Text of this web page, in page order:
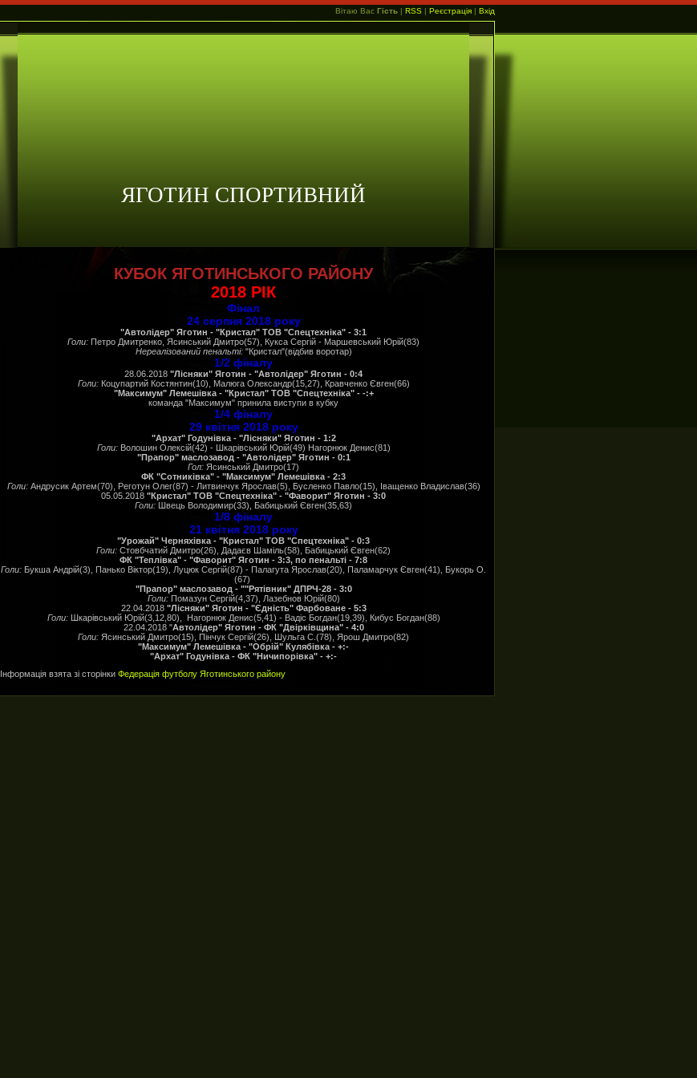
Вітаю Вас Гість | RSS | Реєстрація | Вхід
ЯГОТИН СПОРТИВНИЙ
КУБОК ЯГОТИНСЬКОГО РАЙОНУ
2018 РІК
Фінал
24 серпня 2018 року
"Автолідер" Яготин - "Кристал" ТОВ "Спецтехніка" - 3:1
Голи: Петро Дмитренко, Ясинський Дмитро(57), Кукса Сергій - Маршевський Юрій(83)
Нереалізований пенальті: "Кристал"(відбив воротар)
1/2 фіналу
28.06.2018 "Лісняки" Яготин - "Автолідер" Яготин - 0:4
Голи:Коцупартий Костянтин(10), Малюга Олександр(15,27), Кравченко Євген(66)
"Максимум" Лемешівка - "Кристал" ТОВ "Спецтехніка" - -:+
команда "Максимум" принила виступи в кубку
1/4 фіналу
29 квітня 2018 року
"Архат" Годунівка - "Лісняки" Яготин - 1:2
Голи:Волошин Олексій(42) - Шкарівський Юрій(49) Нагорнюк Денис(81)
"Прапор" маслозавод - "Автолідер" Яготин - 0:1
Гол: Ясинський Дмитро(17)
ФК "Сотниківка" - "Максимум" Лемешівка - 2:3
Голи: Андрусик Артем(70), Реготун Олег(87) - Литвинчук Ярослав(5), Бусленко Павло(15), Іващенко Владислав(36)
05.05.2018 "Кристал" ТОВ "Спецтехніка" - "Фаворит" Яготин - 3:0
Голи: Швець Володимир(33), Бабицький Євген(35,63)
1/8 фіналу
21 квітня 2018 року
"Урожай" Черняхівка - "Кристал" ТОВ "Спецтехніка" - 0:3
Голи: Стовбчатий Дмитро(26), Дадаєв Шаміль(58), Бабицький Євген(62)
ФК "Теплівка" - "Фаворит" Яготин - 3:3, по пенальті - 7:8
Голи: Букша Андрій(3), Панько Віктор(19), Луцюк Сергій(87) - Палагута Ярослав(20), Паламарчук Євген(41), Букорь О.
(67)
"Прапор" маслозавод - ""Рятівник" ДПРЧ-28 - 3:0
Голи:Помазун Сергій(4,37), Лазебнов Юрій(80)
22.04.2018 "Лісняки" Яготин - "Єдність" Фарбоване - 5:3
Голи:Шкарівський Юрій(3,12,80), Нагорнюк Денис(5,41) - Вадіс Богдан(19,39), Кибус Богдан(88)
22.04.2018 "Автолідер" Яготин - ФК "Двірківщина" - 4:0
Голи: Ясинський Дмитро(15), Пінчук Сергій(26), Шульга С.(78), Ярош Дмитро(82)
"Максимум" Лемешівка - "Обрій" Кулябівка - +:-
"Архат" Годунівка - ФК "Ничипорівка" - +:-
Інформація взята зі сторінки Федерація футболу Яготинського району